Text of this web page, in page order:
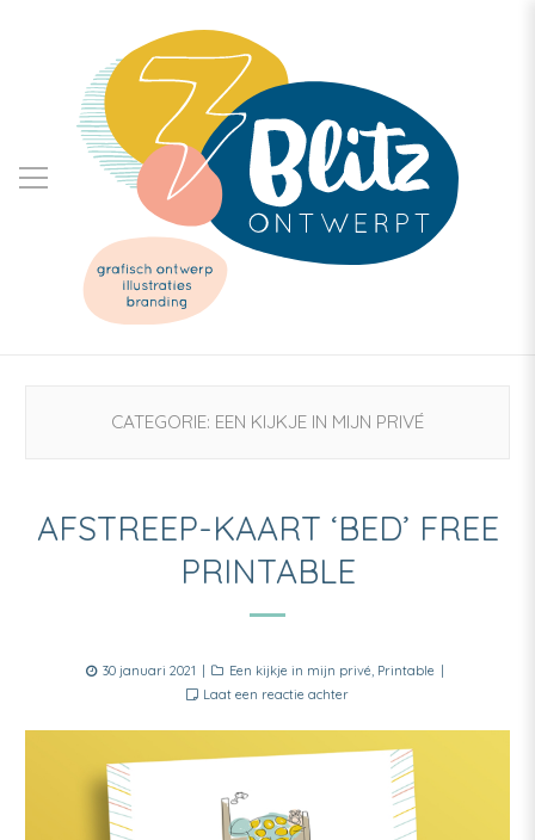
CATEGORIE: EEN KIJKJE IN MIJN PRIVÉ
AFSTREEP-KAART ‘BED’ FREE
PRINTABLE
Posted
30 januari 2021 Categories
Een kijkje in mijn privé, Printable
Laat een reactie achter